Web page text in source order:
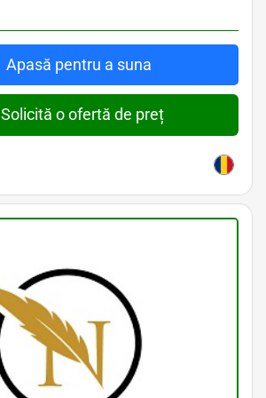
Apasă pentru a suna
Solicită o ofertă de preț